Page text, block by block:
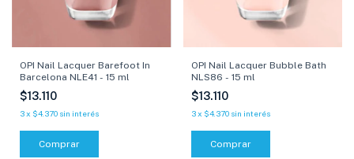
OPI Nail Lacquer Barefoot In
Barcelona NLE41 - 15 ml
$13.110
3x $4.370 sin interés
Comprar
OPI Nail Lacquer Bubble Bath
NLS86 - 15 ml
$13.110
3 x $4.370 sin interés
Comprar